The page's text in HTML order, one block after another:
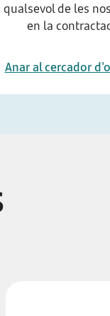
qualsevol de les
en la
Anar al cercador